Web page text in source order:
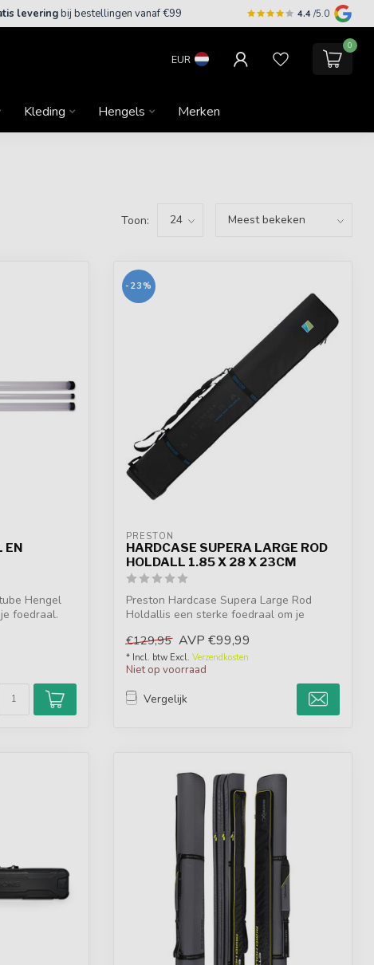
leveringbij bestellingen vanaf €99 4.4 /5.0
EUR
0
Kleding Hengels Merken
Toon:
EN
Hengel
foedraal.
-23%
PRESTON
HARDCASE SUPERA LARGE ROD
HOLDALL 1.85 X 28 X 23CM
Preston Hardcase Supera Large Rod
Holdallis een sterke foedraal om je
€129,95 AVP €99,99
* Incl. btw Excl. Verzendkosten
Niet op voorraad
Vergelijk